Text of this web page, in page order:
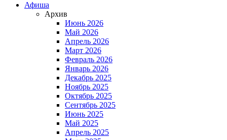
Афиша
Архив
Июнь 2026
Май 2026
Апрель 2026
Март 2026
Февраль 2026
Январь 2026
Декабрь 2025
Ноябрь 2025
Октябрь 2025
Сентябрь 2025
Июнь 2025
Май 2025
Апрель 2025